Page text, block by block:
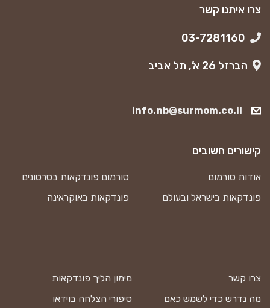
צרו איתנו קשר
הברזל 26 א’, תל אביב
info.nb@surmom.co.il
צרו קשר
מה נדרש כדי לשמש כאם
מימון הליך פונדקאות
סיפורי הצלחה בוידאו
קישורים חשובים
אודות סורמום
סורמום פונדקאות בסרטונים
פונדקאות בישראל ובעולם
פונדקאות באוקראינה